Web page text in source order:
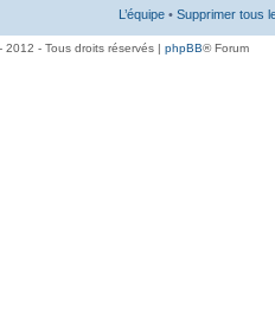
L’équipe • Supprimer tous
- Tous droits réservés | phpBB® Forum